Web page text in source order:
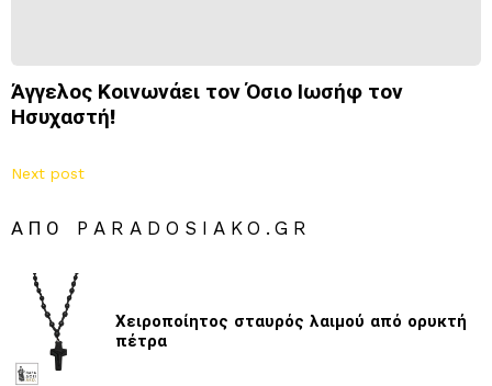
Άγγελος Κοινωνάει τον Όσιο Ιωσήφ τον
Ησυχαστή!
Next post
ΑΠΌ PARADOSIAKO.GR
Χειροποίητος σταυρός λαιμού από ορυκτή
πέτρα